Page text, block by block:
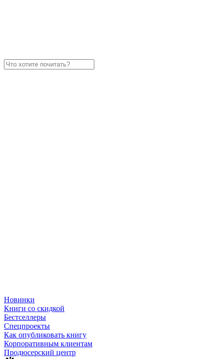
Новинки
Книги со скидкой
Бестселлеры
Спецпроекты
Как опубликовать книгу
Корпоративным клиентам
Продюсерский центр